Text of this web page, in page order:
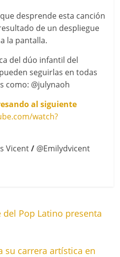
desprende esta canción
de un despliegue
la pantalla.
del dúo infantil del
seguirlas en todas
como: @julynaoh
al siguiente
watch?
Vicent/ @Emilydvicent
del Pop Latino presenta
su carrera artística en